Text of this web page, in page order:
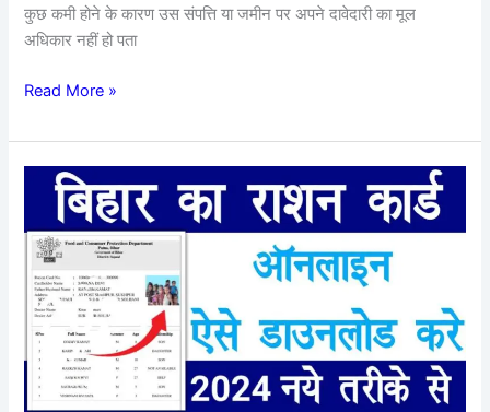
कुछ कमी होने के कारण उस संपत्ति या जमीन पर अपने दावेदारी का मूल
अधिकार नहीं हो पता
–
Old
Document
Read More »
Ration
Download
2024
बिल्कुल
नए
तरीके